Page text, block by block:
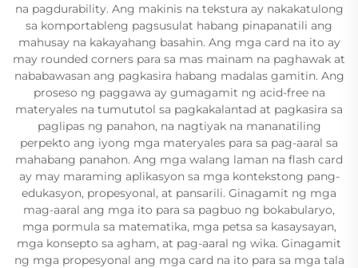
na pagdurability. Ang makinis na tekstura ay nakakatulong
sa komportableng pagsusulat habang pinapanatili ang
mahusay na kakayahang basahin. Ang mga card na ito ay
may rounded corners para sa mas mainam na paghawak at
nababawasan ang pagkasira habang madalas gamitin. Ang
proseso ng paggawa ay gumagamit ng acid-free na
materyales na tumututol sa pagkakalantad at pagkasira sa
paglipas ng panahon, na nagtiyak na mananatiling
perpekto ang iyong mga materyales para sa pag-aaral sa
mahabang panahon. Ang mga walang laman na flash card
ay may maraming aplikasyon sa mga kontekstong pang-
edukasyon, propesyonal, at pansarili. Ginagamit ng mga
mag-aaral ang mga ito para sa pagbuo ng bokabularyo,
mga pormula sa matematika, mga petsa sa kasaysayan,
mga konsepto sa agham, at pag-aaral ng wika. Ginagamit
ng mga propesyonal ang mga card na ito para sa mga tala